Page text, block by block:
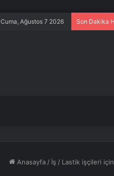
Cuma, Ağustos 7 2026 Son Dakika
Anasayfa / İş / Lastik işçileri